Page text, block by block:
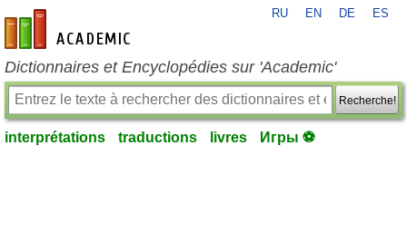
fr-academic.com
RU EN DE ES
Dictionnaires et Encyclopédies sur 'Academic'
Recherche!
interprétations traductions livres Игры ⚽